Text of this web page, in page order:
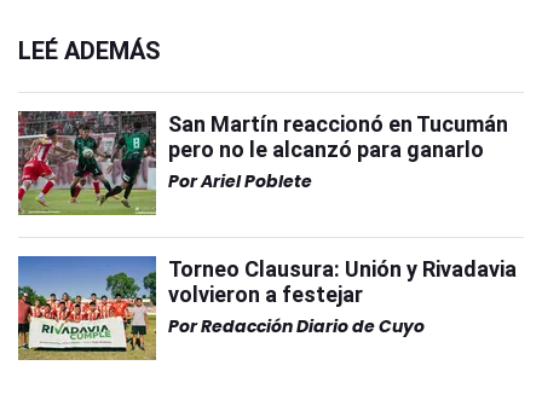
LEÉ ADEMÁS
San Martín reaccionó en Tucumán
pero no le alcanzó para ganarlo
PorAriel Poblete
Torneo Clausura: Unión y Rivadavia
volvieron a festejar
PorRedacción Diario de Cuyo